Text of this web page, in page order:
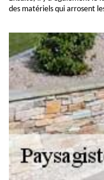
des matériels qui arrosent